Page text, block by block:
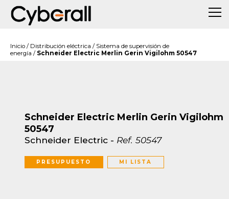
Inicio / Distribución eléctrica / Sistema de supervisión de
energía / Schneider Electric Merlin Gerin Vigilohm 50547
Schneider Electric Merlin Gerin Vigilohm
50547
Schneider Electric - Ref. 50547
PRESUPUESTO MI LISTA